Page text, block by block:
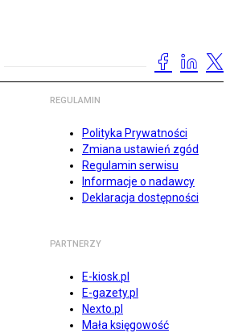
REGULAMIN
Polityka Prywatności
Zmiana ustawień zgód
Regulamin serwisu
Informacje o nadawcy
Deklaracja dostępności
PARTNERZY
E-kiosk.pl
E-gazety.pl
Nexto.pl
Mała księgowość